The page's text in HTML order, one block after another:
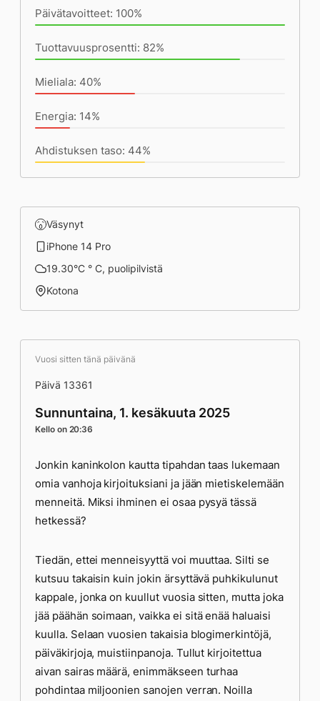
Päivätavoitteet: 100%
Tuottavuusprosentti: 82%
Mieliala: 40%
Energia: 14%
Ahdistuksen taso: 44%
Väsynyt
iPhone 14 Pro
19.30°C ° C, puolipilvistä
Kotona
Vuosi sitten tänä päivänä
Päivä 13361
Sunnuntaina, 1. kesäkuuta 2025
Kello on 20:36
Jonkin kaninkolon kautta tipahdan taas lukemaan
omia vanhoja kirjoituksiani ja jään mietiskelemään
menneitä. Miksi ihminen ei osaa pysyä tässä
hetkessä?
Tiedän, ettei menneisyyttä voi muuttaa. Silti se
kutsuu takaisin kuin jokin ärsyttävä puhkikulunut
kappale, jonka on kuullut vuosia sitten, mutta joka
jää päähän soimaan, vaikka ei sitä enää haluaisi
kuulla. Selaan vuosien takaisia blogimerkintöjä,
päiväkirjoja, muistiinpanoja. Tullut kirjoitettua
aivan sairas määrä, enimmäkseen turhaa
pohdintaa miljoonien sanojen verran. Noilla